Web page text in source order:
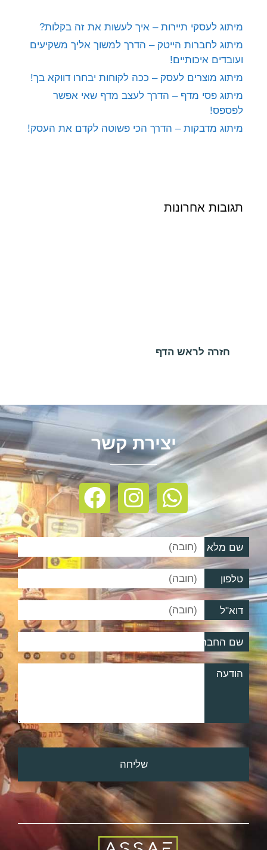
מיתוג לעסקי תיירות – איך לעשות את זה בקלות?
מיתוג לחברות הייטק – הדרך למשוך אליך משקיעים
ועובדים איכותיים!
מיתוג מוצרים לעסק – ככה לקוחות יבחרו דווקא בך!
מיתוג פסי מדף – הדרך לעצב מדף שאי אפשר
לפספס!
מיתוג מדבקות – הדרך הכי פשוטה לקדם את העסק!
תגובות אחרונות
חזרה לראש הדף
יצירת קשר
שם מלא
טלפון
דוא"ל
שם החברה
הודעה
שליחה